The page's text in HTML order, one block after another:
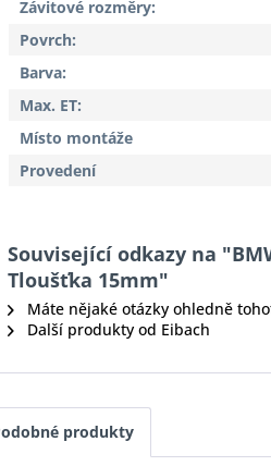
Závitové rozměry:
Povrch:
Barva:
Max. ET:
Místo montáže
Provedení
Související odkazy na
Tloušťka 15mm"
Máte nějaké otázky ohledně
Další produkty od Eibach
produkty